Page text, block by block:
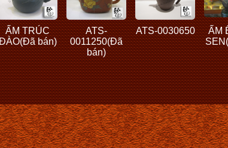
ẤM TRÚC
bán)
ATS-
0011250(Đã
bán)
ATS-0030650
ẤM